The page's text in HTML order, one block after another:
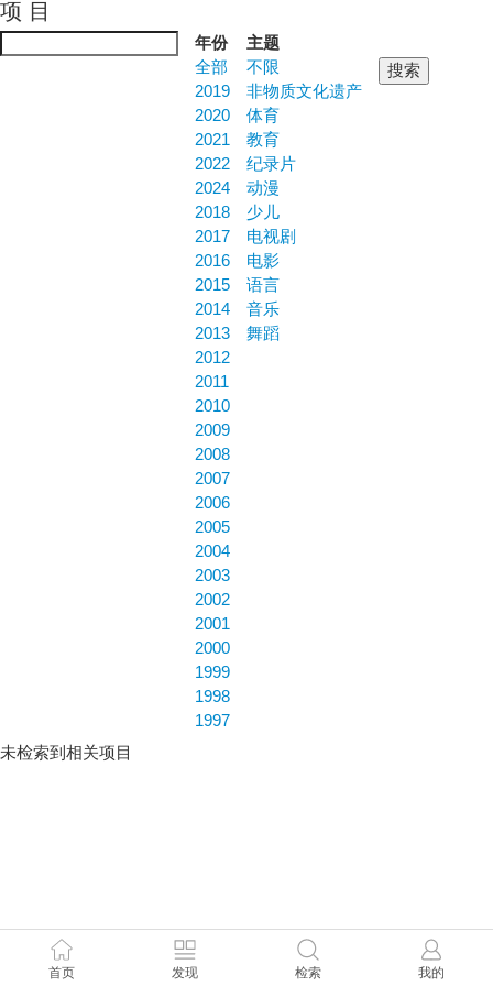
项 目
年份
全部
2019
2020
2021
2022
2024
2018
2017
2016
2015
2014
2013
2012
2011
2010
2009
2008
2007
2006
2005
2004
2003
2002
2001
2000
1999
1998
1997
主题
不限
非物质文化遗产
体育
教育
纪录片
动漫
少儿
电视剧
电影
语言
音乐
舞蹈
未检索到相关项目
首页 发现 检索 我的